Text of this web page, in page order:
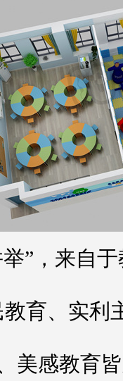
举”，来自
教育、实利
美感教育